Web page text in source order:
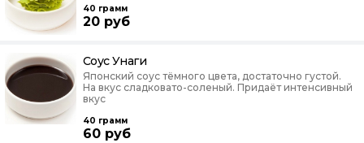
40 грамм
20 руб
Соус Унаги
Японский соус тёмного цвета, достаточно густой.
На вкус сладковато-соленый. Придаёт интенсивный
вкус
40 грамм
60 руб